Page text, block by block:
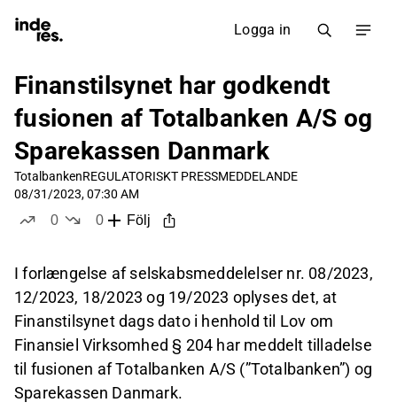
Logga in
Finanstilsynet har godkendt
fusionen af Totalbanken A/S og
Sparekassen Danmark
TotalbankenREGULATORISKT PRESSMEDDELANDE
08/31/2023, 07:30 AM
0
0
Följ
I forlængelse af selskabsmeddelelser nr. 08/2023,
12/2023, 18/2023 og 19/2023 oplyses det, at
Finanstilsynet dags dato i henhold til Lov om
Finansiel Virksomhed § 204 har meddelt tilladelse
til fusionen af Totalbanken A/S (”Totalbanken”) og
Sparekassen Danmark.